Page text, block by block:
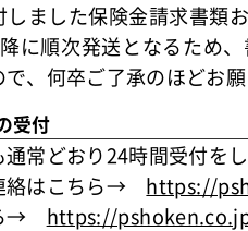
しました保険金請求書類
に順次発送となるため
、何卒ご了承のほどお願
受付
常どおり24時間受付をし
絡はこちら→ https://
→ https://